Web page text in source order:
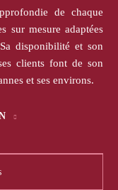
de chaque
sur mesure adaptées
disponibilité et son
clients font de son
et ses environs.